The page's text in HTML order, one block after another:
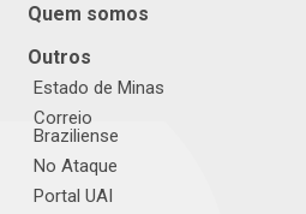
Quem somos
Outros
Estado de Minas
Correio
Braziliense
No Ataque
Portal UAI